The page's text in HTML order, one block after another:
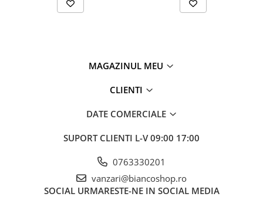
MAGAZINUL MEU
CLIENTI
DATE COMERCIALE
SUPORT CLIENTI L-V 09:00 17:00
0763330201
vanzari@biancoshop.ro
SOCIAL URMARESTE-NE IN SOCIAL MEDIA